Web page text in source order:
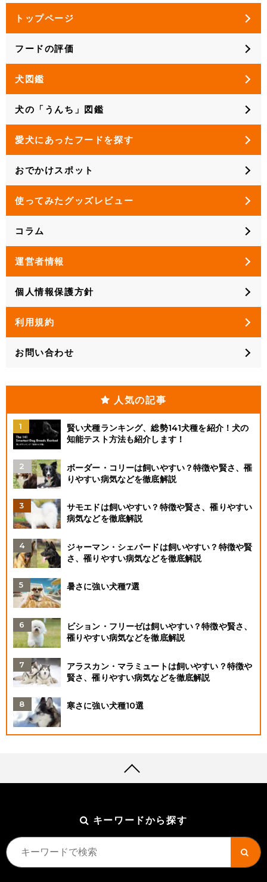
トップページ
フードの評価
犬図鑑
犬の「うんち」図鑑
愛犬にあったフードを探す
おでかけスポット
使ってみたグッズレビュー
コラム
運営者情報
個人情報保護方針
利用規約
お問い合わせ
人気の記事
賢い犬種ランキング、総勢141犬種を紹介！犬の
知能テスト方法も紹介します！
ボーダー・コリーは飼いやすい？特徴や賢さ、罹
りやすい病気などを徹底解説
サモエドは飼いやすい？特徴や賢さ、罹りやすい
病気などを徹底解説
ジャーマン・シェパードは飼いやすい？特徴や賢
さ、罹りやすい病気などを徹底解説
暑さに強い犬種7選
ビション・フリーゼは飼いやすい？特徴や賢さ、
罹りやすい病気などを徹底解説
アラスカン・マラミュートは飼いやすい？特徴や
賢さ、罹りやすい病気などを徹底解説
寒さに強い犬種10選
キーワードから探す